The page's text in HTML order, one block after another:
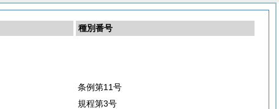
種別番号
条例第11号
規程第3号